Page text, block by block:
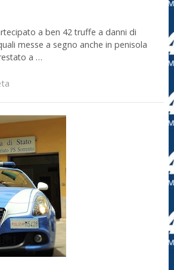
a ben 42 truffe a danni di
messe a segno anche in penisola
a …